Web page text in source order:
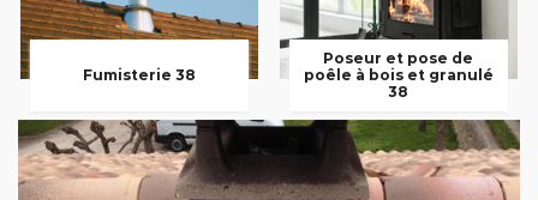
Fumisterie 38
Poseur et pose de
poêle à bois et granulé
38